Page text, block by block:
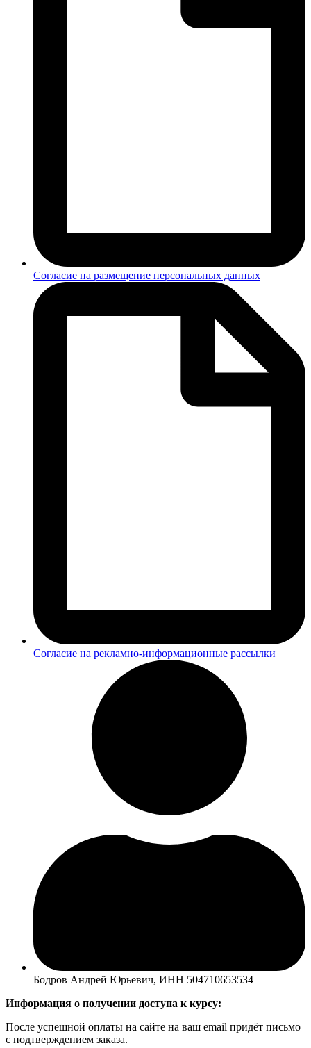
Согласие на размещение персональных данных
Согласие на рекламно-информационные рассылки
Бодров Андрей Юрьевич, ИНН 504710653534
Информация о получении доступа к курсу:
После успешной оплаты на сайте на ваш email придёт письмо
с подтверждением заказа.